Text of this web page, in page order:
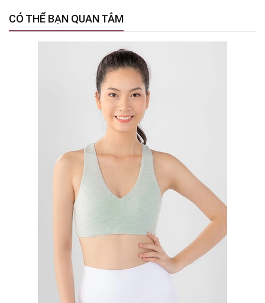
CÓ THỂ BẠN QUAN TÂM